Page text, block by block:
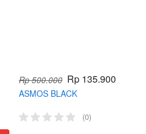
Rp 500.000 Rp 135.900
ASMOS BLACK
(0)